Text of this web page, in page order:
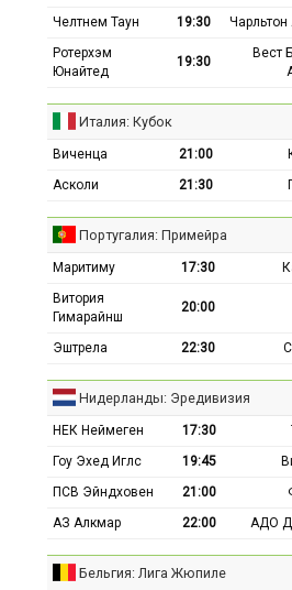
Челтнем Таун 19:30
Чарльтон
Ротерхэм
Юнайтед
19:30
Вест
Италия: Кубок
Виченца 21:00
Асколи
21:30
Португалия: Примейра
Маритиму 17:30
Витория
Гимарайнш
20:00
Эштрела 22:30
Нидерланды: Эредивизия
НЕК Неймеген 17:30
Гоу Эхед Иглс
19:45
ПСВ Эйндховен
21:00
АЗ Алкмар
22:00 АДО
Бельгия: Лига Жюпиле